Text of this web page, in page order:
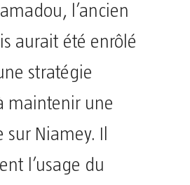
l’ancien
aurait été enrôlé
stratégie
maintenir une
Niamey. Il
l’usage du